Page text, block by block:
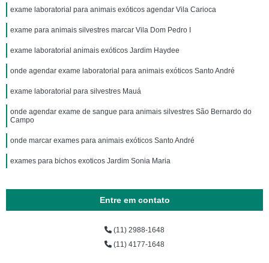
exame laboratorial para animais exóticos agendar Vila Carioca
exame para animais silvestres marcar Vila Dom Pedro I
exame laboratorial animais exóticos Jardim Haydee
onde agendar exame laboratorial para animais exóticos Santo André
exame laboratorial para silvestres Mauá
onde agendar exame de sangue para animais silvestres São Bernardo do
Campo
onde marcar exames para animais exóticos Santo André
exames para bichos exoticos Jardim Sonia Maria
Entre em contato
(11) 2988-1648
(11) 4177-1648